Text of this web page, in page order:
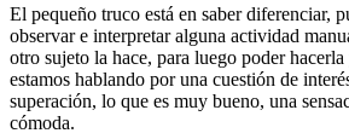
El pequeño truco está en saber diferenciar,
observar e interpretar alguna actividad
otro sujeto la hace, para luego poder hacerla
estamos hablando por una cuestión de
superación, lo que es muy bueno, una
cómoda.